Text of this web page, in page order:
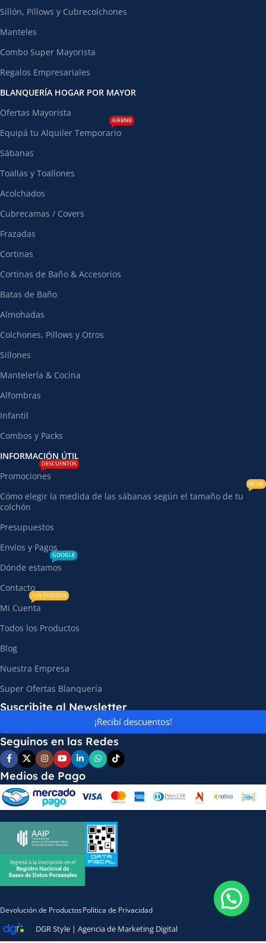
Sillón, Pillows y Cubrecolchones
Manteles
Combo Super Mayorista
Regalos Empresariales
BLANQUERÍA HOGAR POR MAYOR
Ofertas Mayorista
Equipá tu Alquiler Temporario
AIRBNB
Sábanas
Toallas y Toallones
Acolchados
Cubrecamas / Covers
Frazadas
Cortinas
Cortinas de Baño & Accesorios
Batas de Baño
Almohadas
Colchones, Pillows y Otros
Sillones
Mantelería & Cocina
Alfombras
Infantil
Combos y Packs
INFORMACIÓN ÚTIL
Promociones
DESCUENTOS
Cómo elegir la medida de las sábanas según el tamaño de tu
colchón
BLOG
Presupuestos
Envíos y Pagos
Dónde estamos
GOOGLE
Contacto
Mi Cuenta
TUS PEDIDOS
Todos los Productos
Blog
Nuestra Empresa
Super Ofertas Blanquería
Suscribite al Newsletter
¡Recibí descuentos!
Seguínos en las Redes
Medios de Pago
Style DGR Style | Agencia de Marketing Digital
Devolución de ProductosPolítica de Privacidad